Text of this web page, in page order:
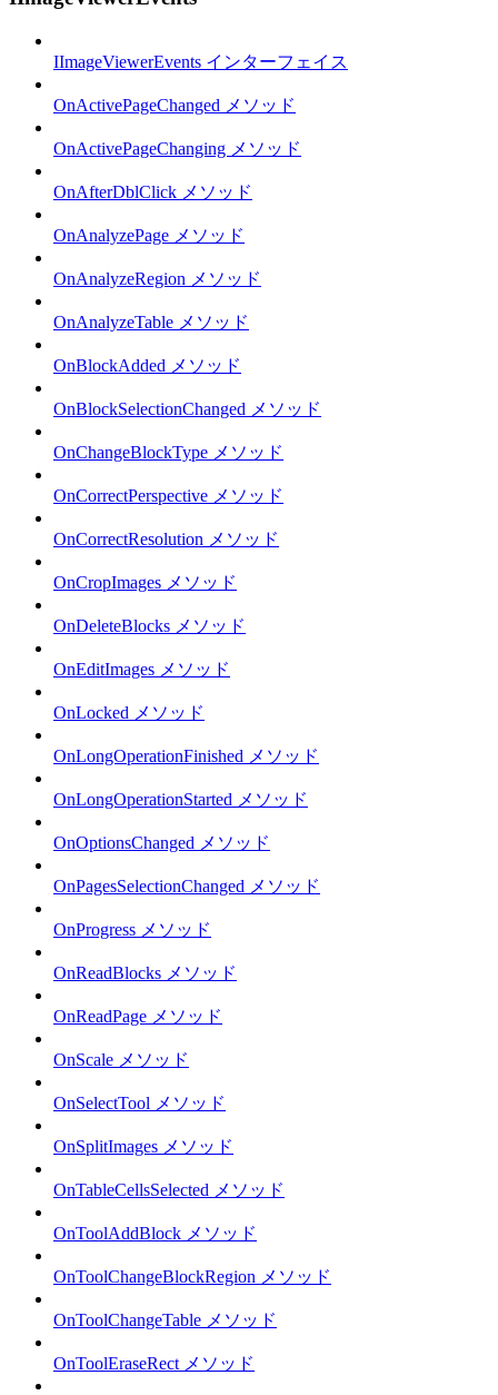
IImageViewerEvents インターフェイス
OnActivePageChanged メソッド
OnActivePageChanging メソッド
OnAfterDblClick メソッド
OnAnalyzePage メソッド
OnAnalyzeRegion メソッド
OnAnalyzeTable メソッド
OnBlockAdded メソッド
OnBlockSelectionChanged メソッド
OnChangeBlockType メソッド
OnCorrectPerspective メソッド
OnCorrectResolution メソッド
OnCropImages メソッド
OnDeleteBlocks メソッド
OnEditImages メソッド
OnLocked メソッド
OnLongOperationFinished メソッド
OnLongOperationStarted メソッド
OnOptionsChanged メソッド
OnPagesSelectionChanged メソッド
OnProgress メソッド
OnReadBlocks メソッド
OnReadPage メソッド
OnScale メソッド
OnSelectTool メソッド
OnSplitImages メソッド
OnTableCellsSelected メソッド
OnToolAddBlock メソッド
OnToolChangeBlockRegion メソッド
OnToolChangeTable メソッド
OnToolEraseRect メソッド